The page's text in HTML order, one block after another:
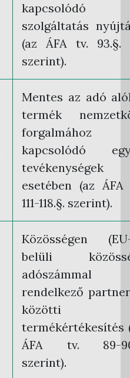
kapcsolódó
szolgáltatás
(az ÁFA tv. 93.§.
szerint).
Mentes az adó
termék
forgalmához
kapcsolódó
tevékenységek
esetében (az ÁFA
111-118.§. szerint).
Közösségen
belüli
adószámmal
rendelkező
közötti
termékértékesítés
ÁFA tv. 89-
szerint).